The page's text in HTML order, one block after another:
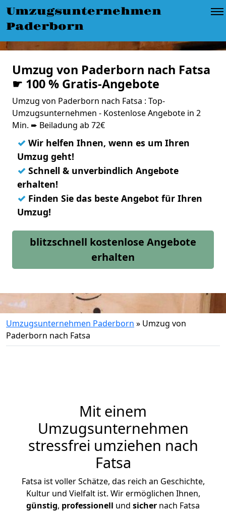
Umzugsunternehmen
Paderborn
Umzug von Paderborn nach Fatsa
☛ 100 % Gratis-Angebote
Umzug von Paderborn nach Fatsa : Top-
Umzugsunternehmen - Kostenlose Angebote in 2
Min. ➨ Beiladung ab 72€
✓ Wir helfen Ihnen, wenn es um Ihren
Umzug geht!
✓ Schnell & unverbindlich Angebote
erhalten!
✓ Finden Sie das beste Angebot für Ihren
Umzug!
blitzschnell kostenlose Angebote
erhalten
Umzugsunternehmen Paderborn » Umzug von
Paderborn nach Fatsa
Mit einem
Umzugsunternehmen
stressfrei umziehen nach
Fatsa
Fatsa ist voller Schätze, das reich an Geschichte,
Kultur und Vielfalt ist. Wir ermöglichen Ihnen,
günstig, professionell und sicher nach Fatsa